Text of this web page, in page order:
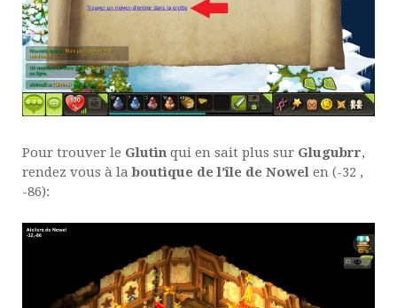
Pour trouver le Glutin qui en sait plus sur Glugubrr,
rendez vous à laboutique de l’île de Nowel en (-32 ,
-86):